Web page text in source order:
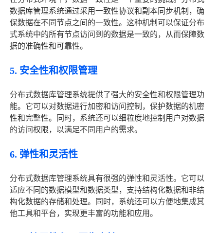
数据库管理系统通过采用一致性协议和副本同步机制，确
保数据在不同节点之间的一致性。这种机制可以保证分布
式系统中的所有节点访问到的数据是一致的，从而保障数
据的准确性和可靠性。
5. 安全性和权限管理
分布式数据库管理系统提供了强大的安全性和权限管理功
能。它可以对数据进行加密和访问控制，保护数据的机密
性和完整性。同时，系统还可以细粒度地控制用户对数据
的访问权限，以满足不同用户的需求。
6. 弹性和灵活性
分布式数据库管理系统具有很强的弹性和灵活性。它可以
适应不同的数据模型和数据类型，支持结构化数据和非结
构化数据的存储和处理。同时，系统还可以方便地集成其
他工具和平台，实现更丰富的功能和应用。